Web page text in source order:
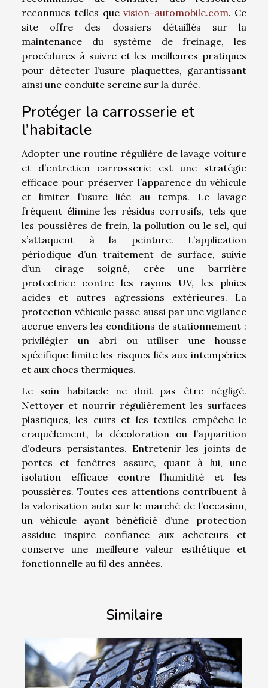
reconnues telles que vision-automobile.com. Ce
site offre des dossiers détaillés sur la
maintenance du système de freinage, les
procédures à suivre et les meilleures pratiques
pour détecter l’usure plaquettes, garantissant
ainsi une conduite sereine sur la durée.
Protéger la carrosserie et
l’habitacle
Adopter une routine régulière de lavage voiture
et d’entretien carrosserie est une stratégie
efficace pour préserver l’apparence du véhicule
et limiter l’usure liée au temps. Le lavage
fréquent élimine les résidus corrosifs, tels que
les poussières de frein, la pollution ou le sel, qui
s’attaquent à la peinture. L’application
périodique d’un traitement de surface, suivie
d’un cirage soigné, crée une barrière
protectrice contre les rayons UV, les pluies
acides et autres agressions extérieures. La
protection véhicule passe aussi par une vigilance
accrue envers les conditions de stationnement :
privilégier un abri ou utiliser une housse
spécifique limite les risques liés aux intempéries
et aux chocs thermiques.
Le soin habitacle ne doit pas être négligé.
Nettoyer et nourrir régulièrement les surfaces
plastiques, les cuirs et les textiles empêche le
craquèlement, la décoloration ou l’apparition
d’odeurs persistantes. Entretenir les joints de
portes et fenêtres assure, quant à lui, une
isolation efficace contre l’humidité et les
poussières. Toutes ces attentions contribuent à
la valorisation auto sur le marché de l’occasion,
un véhicule ayant bénéficié d’une protection
assidue inspire confiance aux acheteurs et
conserve une meilleure valeur esthétique et
fonctionnelle au fil des années.
Similaire